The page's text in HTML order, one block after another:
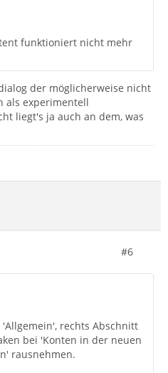
funktioniert nicht mehr
der möglicherweise nicht
als experimentell
liegt's ja auch an dem, was
#6
rechts Abschnitt
bei 'Konten in der neuen
rausnehmen.